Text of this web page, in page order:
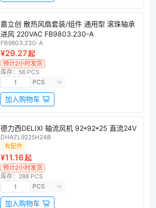
嘉立创 散热风扇套装/组件 通用型 滚珠轴承
进风 220VAC FB9803.230-A
FB9803.230-A
¥29.27起
预计2小时发货
库存：56 PCS
PCS
加入购物车
德力西DELIXI 轴流风机 92*92*25 直流24V
DHAZL9225H24B
有配件
¥11.16起
预计2小时发货
库存：288 PCS
PCS
加入购物车